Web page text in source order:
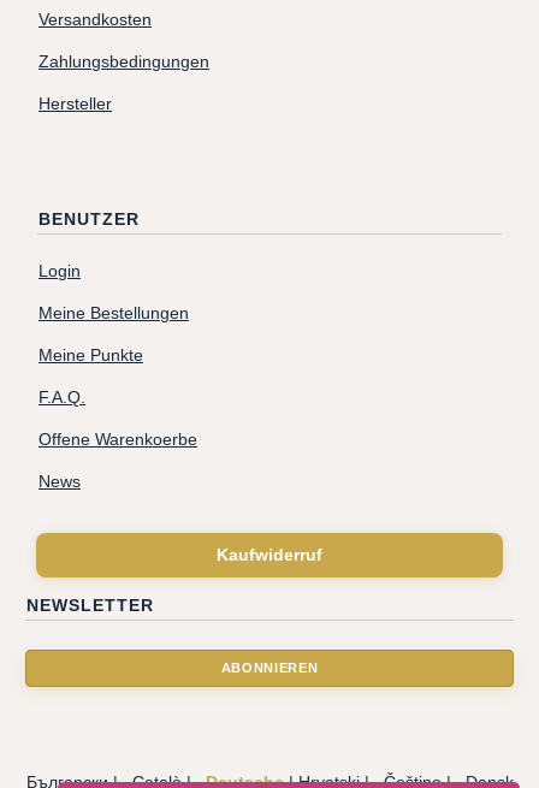
Versandkosten
Zahlungsbedingungen
Hersteller
BENUTZER
Login
Meine Bestellungen
Meine Punkte
F.A.Q.
Offene Warenkoerbe
News
Kaufwiderruf
NEWSLETTER
Български|Català|Deutsche|Hrvatski|Čeština|Dansk